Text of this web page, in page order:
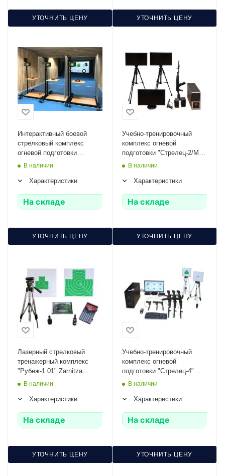
УТОЧНИТЬ ЦЕНУ УТОЧНИТЬ ЦЕНУ
Интерактивный боевой
стрелковый комплекс
огневой подготовки
"ОСАДА-ЛБ-01М" Zarnitza
В наличии
Характеристики
На складе
УТОЧНИТЬ ЦЕНУ
Учебно-тренировочный
комплекс огневой
подготовки "Стрелец-2/М"
Zarnitza (мишень-монитор,
оружия АК и ПМ)
В наличии
Характеристики
На складе
УТОЧНИТЬ ЦЕНУ
Лазерный стрелковый
тренажерный комплекс
"Рубеж-1.01" Zarnitza
(программное обеспечение,
мишени)
В наличии
Характеристики
На складе
УТОЧНИТЬ ЦЕНУ
Учебно-тренировочный
комплекс огневой
подготовки "Стрелец-4"
Zarnitza (массогабаритные
ПМ)
В наличии
Характеристики
На складе
УТОЧНИТЬ ЦЕНУ